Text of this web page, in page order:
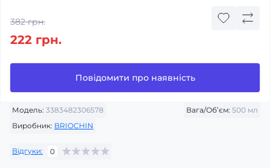
Модель: 3383482306578 Вага/Об’єм: 500 мл
Виробник: BRIOCHIN
Відгуки: 0
382 грн.
222 грн.
Повідомити про наявність